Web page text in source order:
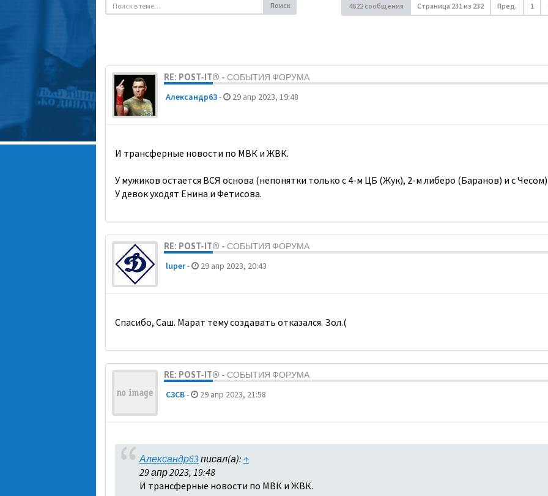
Поиск 4622 сообщения Страница 231из 232 Пред. 1
RE: POST-IT® - СОБЫТИЯ ФОРУМА
Александр63- 29 апр 2023, 19:48
И трансферные новости по МВК и ЖВК.
У мужиков остается ВСЯ основа (непонятки только с 4-м ЦБ (Жук), 2-м либеро (Баранов) и с Чесом)
У девок уходят Енина и Фетисова.
RE: POST-IT® - СОБЫТИЯ ФОРУМА
luper- 29 апр 2023, 20:43
Спасибо, Саш. Марат тему создавать отказался. Зол.(
RE: POST-IT® - СОБЫТИЯ ФОРУМА
C3CB- 29 апр 2023, 21:58
Александр63писал(а): ↑
29 апр 2023, 19:48
И трансферные новости по МВК и ЖВК.